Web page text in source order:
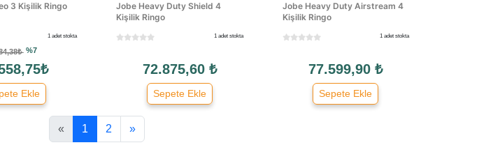
3 Kişilik Ringo
1 adet stokta
%7
Ekle
Jobe Heavy Duty Shield 4
Kişilik Ringo
1 adet stokta
72.875,60 ₺
Sepete Ekle
Jobe Heavy Duty Airstream 4
Kişilik Ringo
1 adet stokta
77.599,90 ₺
Sepete Ekle
« 1 2 »